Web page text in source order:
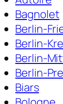
Bagnolet
Berlin-
Berlin-
Berlin-
Berlin-
Biars